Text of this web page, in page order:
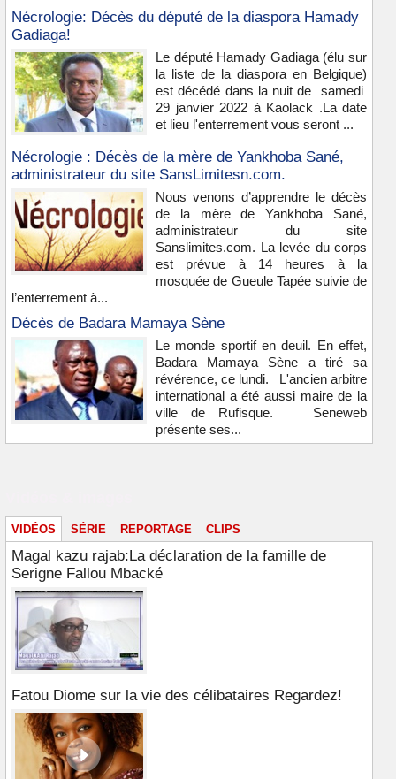
Nécrologie: Décès du député de la diaspora Hamady
Gadiaga!
Le député Hamady Gadiaga (élu sur
la liste de la diaspora en Belgique)
est décédé dans la nuit de samedi
29 janvier 2022 à Kaolack .La date
et lieu l'enterrement vous seront ...
Nécrologie : Décès de la mère de Yankhoba Sané,
administrateur du site SansLimitesn.com.
Nous venons d’apprendre le décès
de la mère de Yankhoba Sané,
administrateur du site
Sanslimites.com. La levée du corps
est prévue à 14 heures à la
mosquée de Gueule Tapée suivie de
l’enterrement à...
Décès de Badara Mamaya Sène
Le monde sportif en deuil. En effet,
Badara Mamaya Sène a tiré sa
révérence, ce lundi. L'ancien arbitre
international a été aussi maire de la
ville de Rufisque. Seneweb
présente ses...
VIDÉOS SÉRIE REPORTAGE CLIPS
Magal kazu rajab:La déclaration de la famille de
Serigne Fallou Mbacké
Fatou Diome sur la vie des célibataires Regardez!